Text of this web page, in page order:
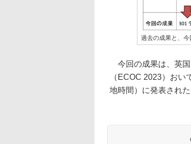
過去の成果と、
今回の成果は、英国
（ECOC 2023）お
地時間）に発表された